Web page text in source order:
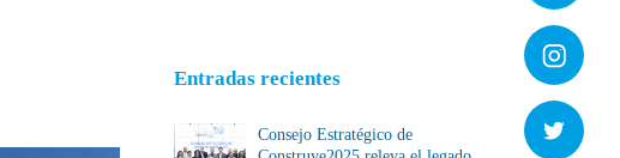
Entradas recientes
Consejo Estratégico de